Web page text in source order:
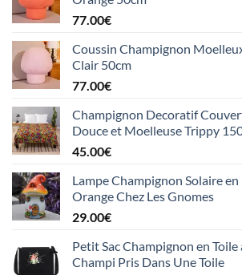
77.00€
Coussin Champignon
Clair 50cm
77.00€
Champignon Decoratif
Douce et Moelleuse Trippy
45.00€
Lampe Champignon Solaire
Orange Chez Les Gnomes
29.00€
Petit Sac Champignon en
Champi Pris Dans Une Toile